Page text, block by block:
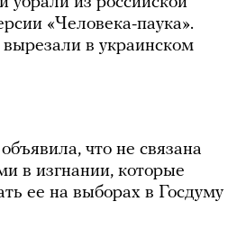
«Человека-паука».
в украинском
что не связана
в изгнании, которые
ее на выборах в Госдуму